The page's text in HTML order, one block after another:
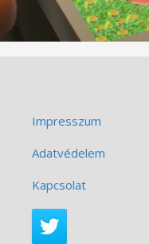
Impresszum
Adatvédelem
Kapcsolat